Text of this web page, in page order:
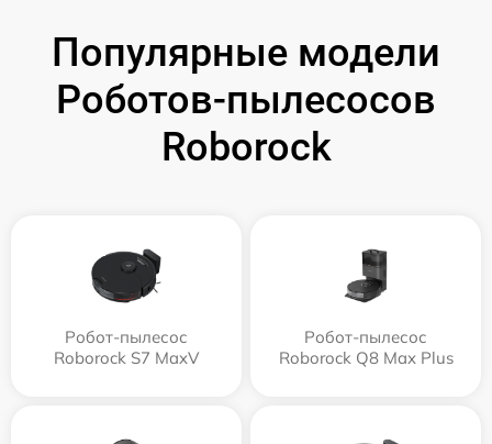
Популярные модели
Роботов-пылесосов
Roborock
Робот-пылесос
Roborock S7 MaxV
Робот-пылесос
Roborock Q8 Max Plus